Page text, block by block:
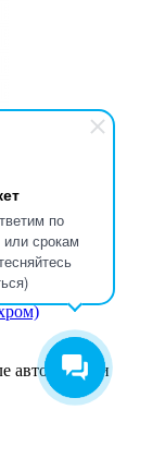
по
срокам
авторизации